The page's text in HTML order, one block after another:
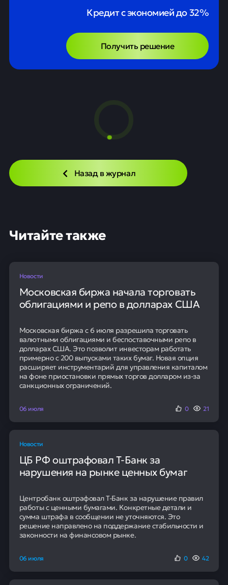
Кредит с экономией до 32%
Получить решение
Назад в журнал
Читайте также
Новости
Московская биржа начала торговать
облигациями и репо в долларах США
Московская биржа с 6 июля разрешила торговать
валютными облигациями и беспоставочными репо в
долларах США. Это позволит инвесторам работать
примерно с 200 выпусками таких бумаг. Новая опция
расширяет инструментарий для управления капиталом
на фоне приостановки прямых торгов долларом из-за
санкционных ограничений.
06 июля 0 21
Новости
ЦБ РФ оштрафовал Т-Банк за
нарушения на рынке ценных бумаг
Центробанк оштрафовал Т-Банк за нарушение правил
работы с ценными бумагами. Конкретные детали и
сумма штрафа в сообщении не уточняются. Это
решение направлено на поддержание стабильности и
законности на финансовом рынке.
06 июля 0 42